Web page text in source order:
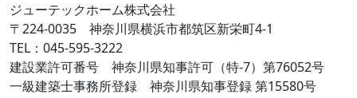
ジューテックホーム株式会社
〒224-0035 神奈川県横浜市都筑区新栄町4-1
TEL：045-595-3222
建設業許可番号 神奈川県知事許可（特-7）第76052号
一級建築士事務所登録 神奈川県知事登録 第15580号